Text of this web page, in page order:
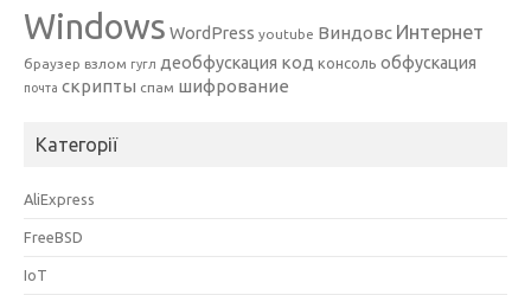
Windows WordPress youtube Виндовс Интернет
браузер взлом гугл деобфускация код консоль обфускация
почта скрипты спам шифрование
Категорії
AliExpress
FreeBSD
IoT